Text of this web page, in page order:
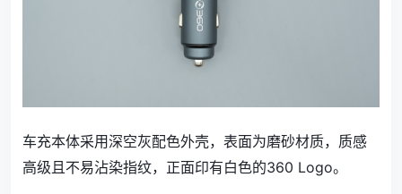
车充本体采用深空灰配色外壳，表面为磨砂材质，质感
高级且不易沾染指纹，正面印有白色的360 Logo。